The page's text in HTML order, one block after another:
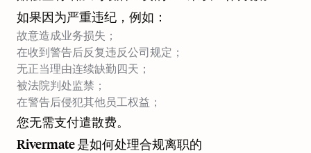
如果因为严重违纪，例如：
故意造成业务损失；
在收到警告后反复违反公司规定；
无正当理由连续缺勤四天；
被法院判处监禁；
在警告后侵犯其他员工权益；
您无需支付遣散费。
Rivermate 是如何处理合规离职的